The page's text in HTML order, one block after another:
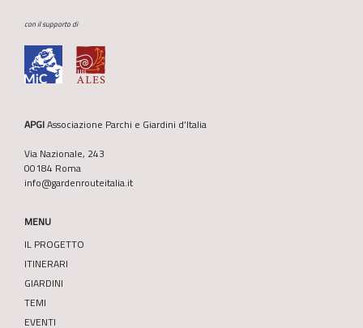
con il supporto di
APGIAssociazione Parchi e Giardini d’Italia
Via Nazionale, 243
00184 Roma
info@gardenrouteitalia.it
MENU
IL PROGETTO
ITINERARI
GIARDINI
TEMI
EVENTI